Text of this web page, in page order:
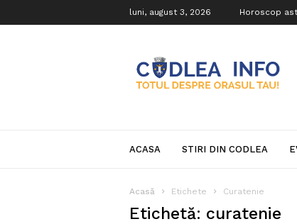
luni, august 3, 2026 Horoscop
Info
ACASA STIRI DIN CODLEA
Acasă Etichete Curatenie
Etichetă: curatenie